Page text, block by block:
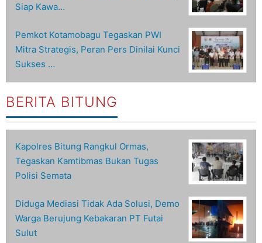
Siap Kawa…
Pemkot Kotamobagu Tegaskan PWI
Mitra Strategis, Peran Pers Dinilai Kunci
Sukses …
BERITA BITUNG
Kapolres Bitung Rangkul Ormas,
Tegaskan Kamtibmas Bukan Tugas
Polisi Semata
Diduga Mediasi Tidak Ada Solusi, Demo
Warga Berujung Kebakaran PT Futai
Sulut